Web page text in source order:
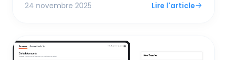
inquiètent les partenaires bancaires. L'erreur la
une "arnaque de sortie" aux algorithmes de risque
et conduit souvent à un gel—un statut de
24 novembre 2025 Lire l'article